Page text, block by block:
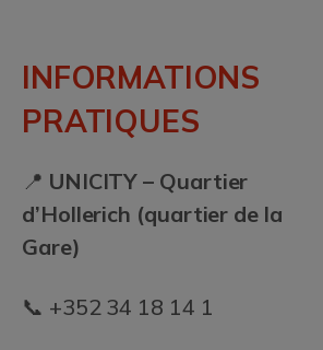
INFORMATIONS
PRATIQUES
📍 UNICITY – Quartier
d’Hollerich (quartier de la
Gare)
📞 +352 34 18 14 1